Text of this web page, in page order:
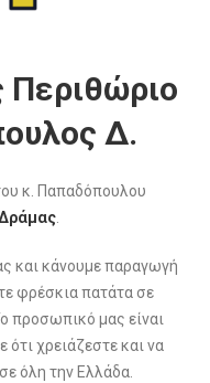
Περιθώριο
Δ.
κ. Παπαδόπουλου
.
και κάνουμε παραγωγή
φρέσκια πατάτα σε
προσωπικό μας είναι
χρειάζεστε και να
όλη την Ελλάδα.